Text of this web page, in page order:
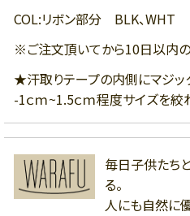
COL:リボン部分 BLK、WHT
※ご注文頂いてから10日以内の
★汗取りテープの内側にマジッ
-1ｃｍ~1.5ｃｍ程度サイズを絞
毎日子供たち
る。
人にも自然に